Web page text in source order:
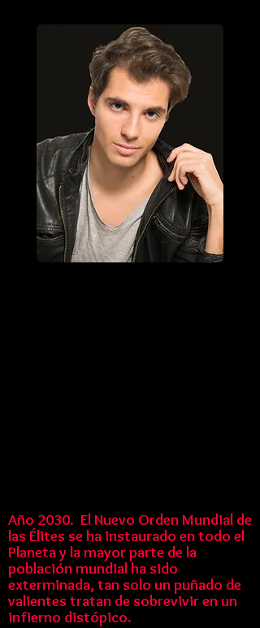
Año 2030. El Nuevo Orden Mundial de
las Élites se ha instaurado en todo el
Planeta y la mayor parte de la
población mundial ha sido
exterminada, tan solo un puñado de
valientes tratan de sobrevivir en un
infierno distópico.